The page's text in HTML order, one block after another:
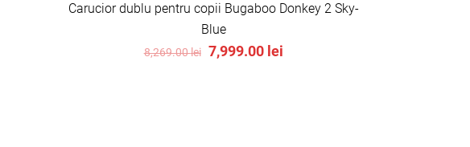
Carucior dublu pentru copii Bugaboo Donkey 2 Sky-
Blue
8,269.00lei Original
7,999.00 leiCurrent